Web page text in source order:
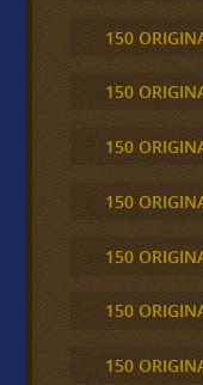
150
150
150
150
150
150
150